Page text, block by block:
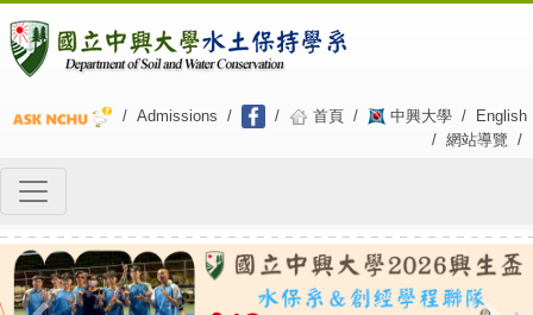
/ Admissions / / 首頁 / 中興大學 /
English
/ 網站導覽 /